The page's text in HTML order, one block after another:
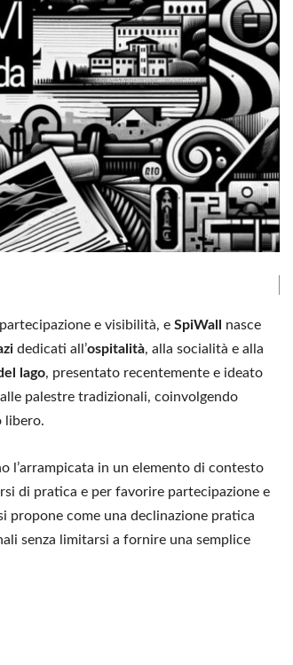
e visibilità, e SpiWall
nasce
dedicati all’ospitalità, alla socialità e alla
lago, presentato recentemente e ideato
palestre tradizionali, coinvolgendo
libero.
l’arrampicata in un elemento di contesto
di pratica e per favorire partecipazione e
come una declinazione pratica
senza limitarsi a fornire una semplice